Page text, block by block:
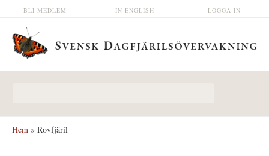
Hoppa till huvudinnehåll LOGGA IN
IN ENGLISH
BLI MEDLEM
Hem » Rovfjäril